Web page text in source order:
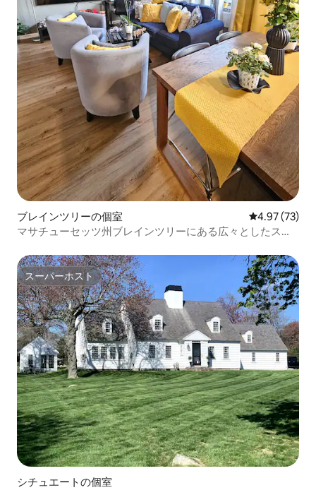
ブレインツリーの個室 レビュー73
4.97 (73)
マサチューセッツ州ブレインツリーにある広々としたスタ
スーパーホスト
スーパーホスト
シチュエートの個室